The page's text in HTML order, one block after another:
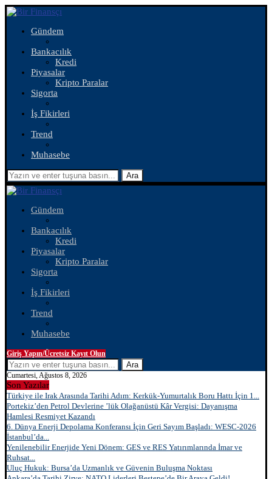
Gündem
Bankacılık
Kredi
Piyasalar
Kripto Paralar
Sigorta
İş Fikirleri
Trend
Muhasebe
Ara
Gündem
Bankacılık
Kredi
Piyasalar
Kripto Paralar
Sigorta
İş Fikirleri
Trend
Muhasebe
Giriş Yapın/Ücretsiz Kayıt Olun
Ara
Cumartesi, Ağustos 8, 2026
Son Yazılar
Türkiye ile Irak Arasında Tarihi Adım: Kerkük-Yumurtalık Boru Hattı İçin 1...
Portekiz’den Petrol Devlerine ’lük Olağanüstü Kâr Vergisi: Dayanışma
Hamlesi Resmiyet Kazandı
6. Dünya Enerji Depolama Konferansı İçin Geri Sayım Başladı: WESC-2026
İstanbul’da...
Yenilenebilir Enerjide Yeni Dönem: GES ve RES Yatırımlarında İmar ve
Ruhsat...
Uluç Hukuk: Bursa’da Uzmanlık ve Güvenin Buluşma Noktası